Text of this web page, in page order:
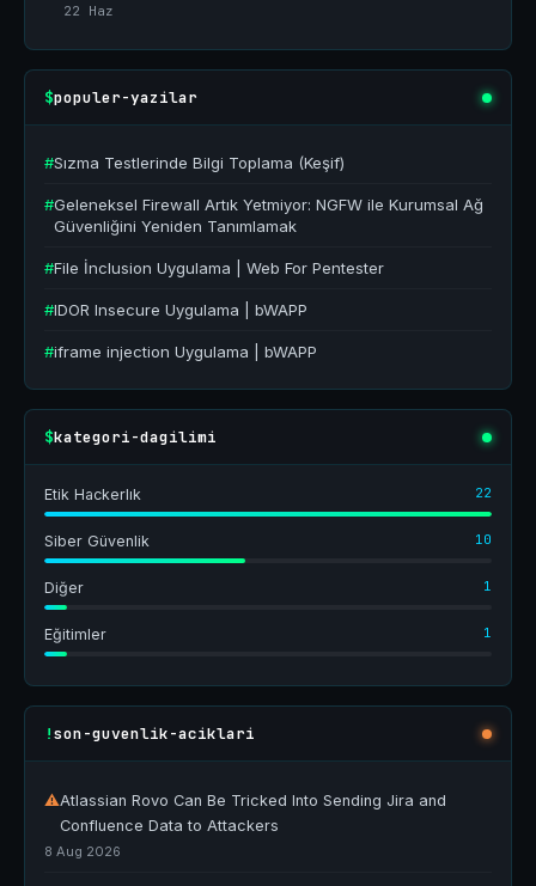
22 Haz
$populer-yazilar
#Sızma Testlerinde Bilgi Toplama (Keşif)
#Geleneksel Firewall Artık Yetmiyor: NGFW ile Kurumsal Ağ
Güvenliğini Yeniden Tanımlamak
#File İnclusion Uygulama | Web For Pentester
#IDOR Insecure Uygulama | bWAPP
#iframe injection Uygulama | bWAPP
$kategori-dagilimi
Etik Hackerlık 22
Siber Güvenlik 10
Diğer 1
Eğitimler 1
!son-guvenlik-aciklari
⚠Atlassian Rovo Can Be Tricked Into Sending Jira and
Confluence Data to Attackers
8 Aug 2026